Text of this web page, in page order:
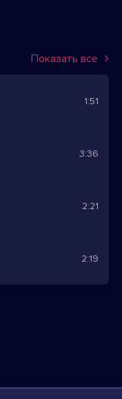
Показать все
1:51
3:36
2:21
2:19